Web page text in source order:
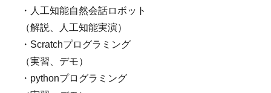
・人工知能自然会話ロボット
（解説、人工知能実演）
・Scratchプログラミング
（実習、デモ）
・pythonプログラミング